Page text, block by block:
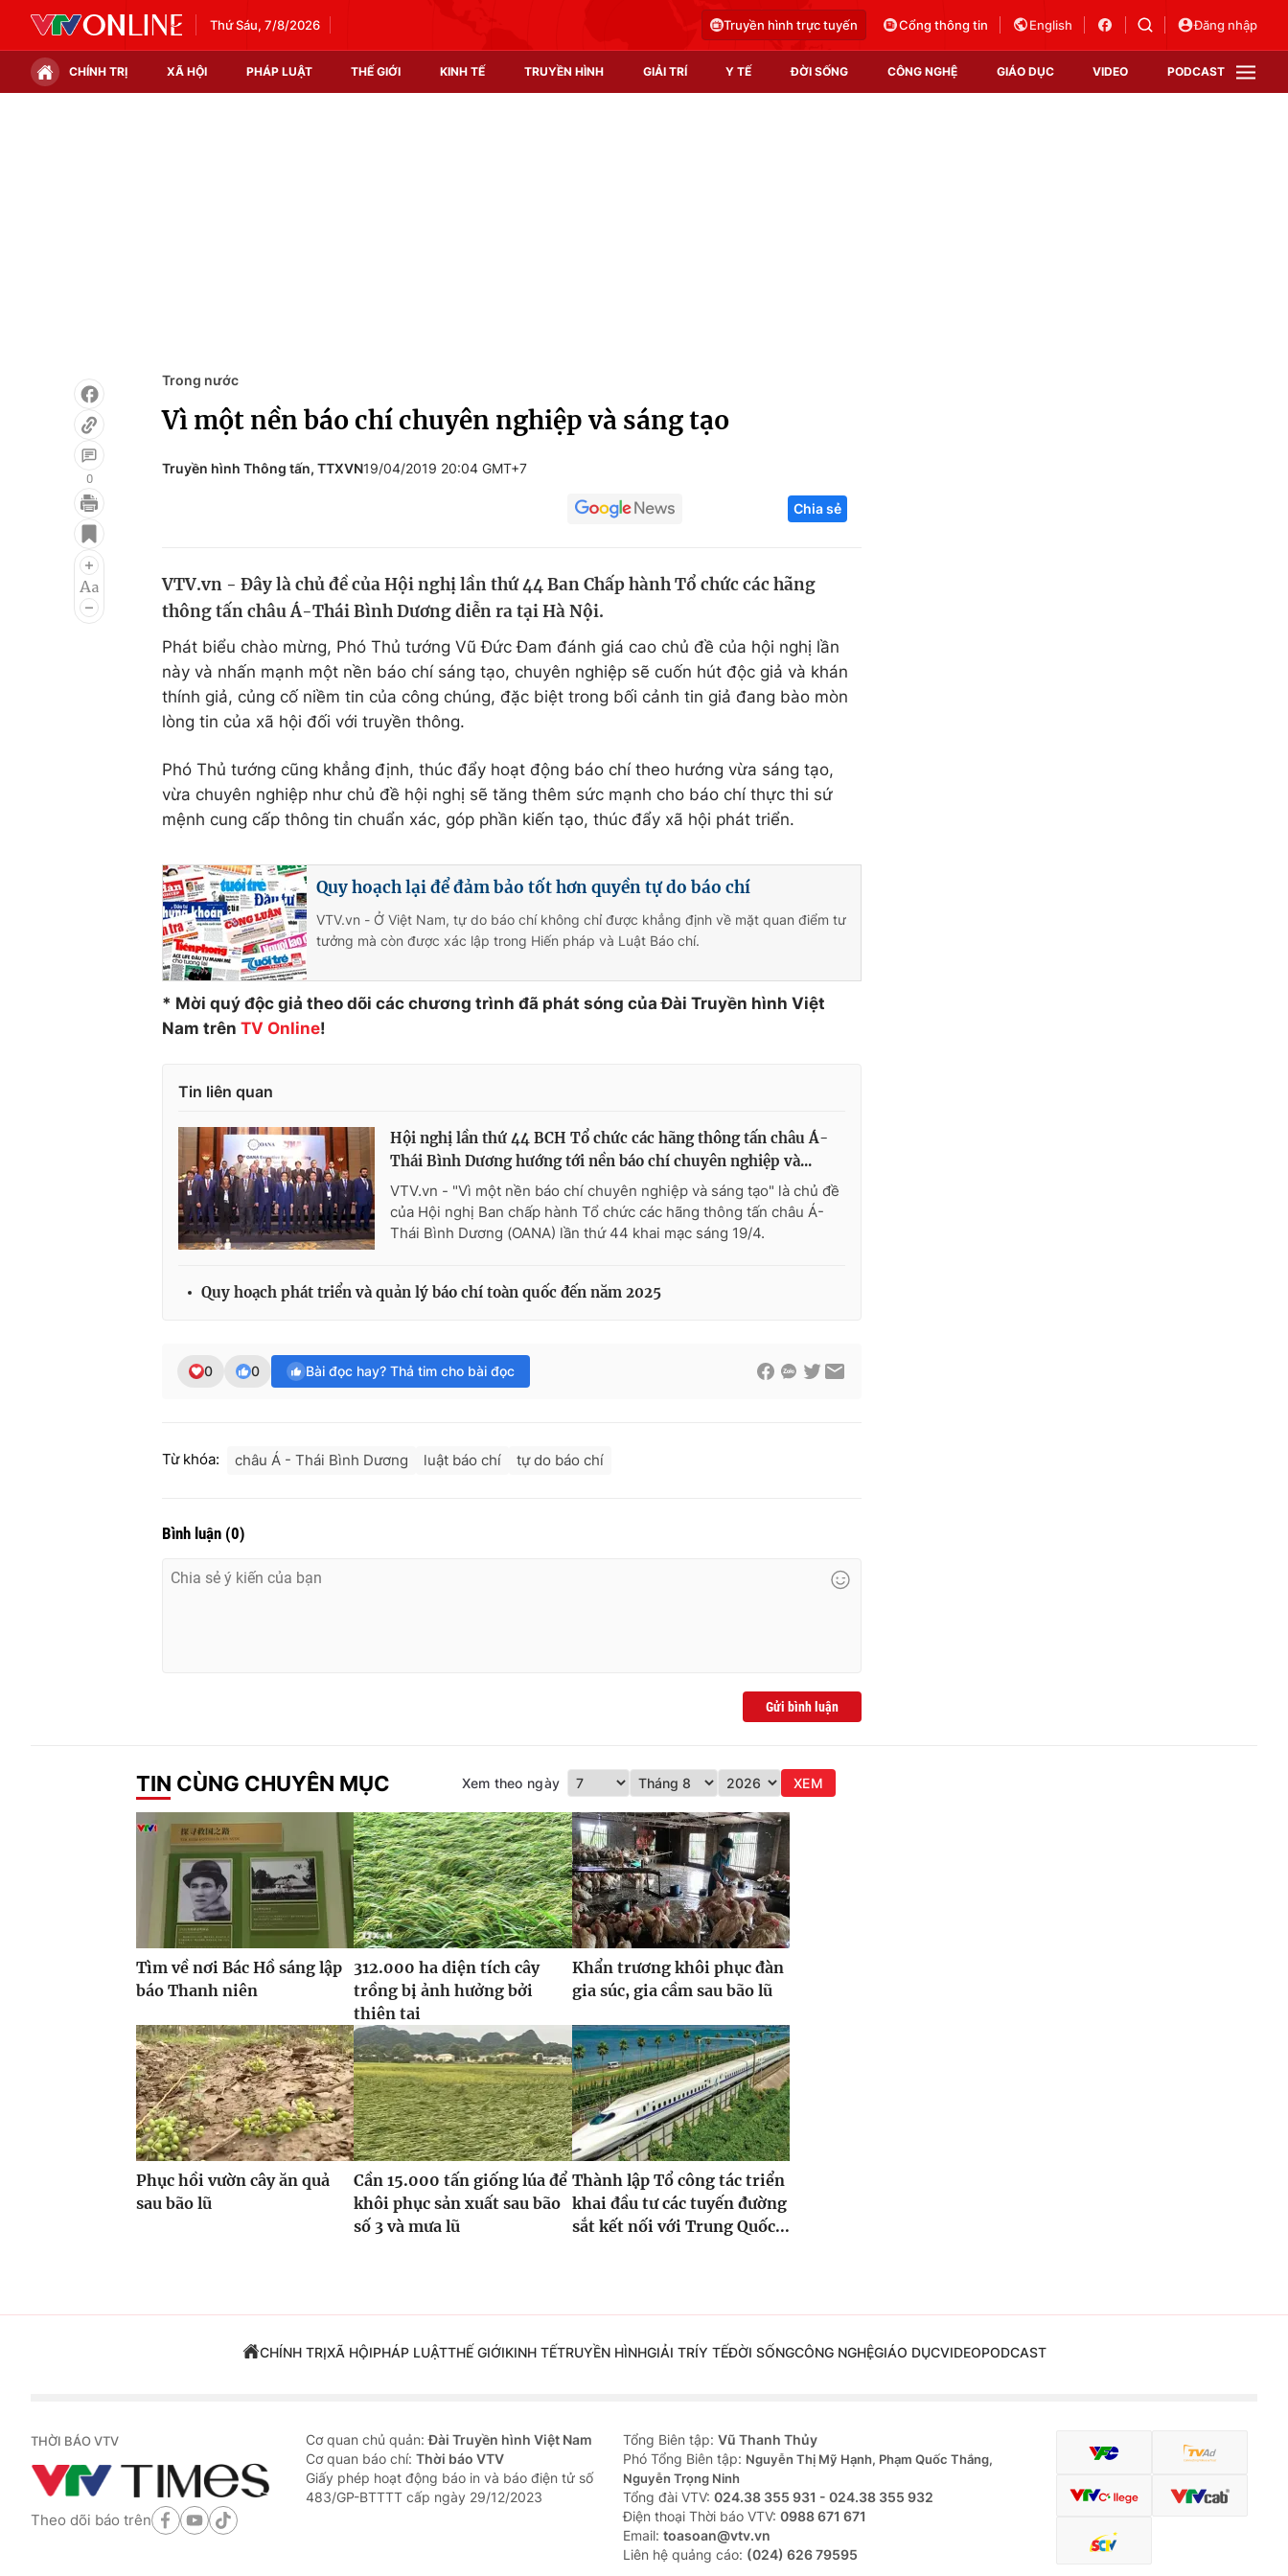
Thứ Sáu, 7/8/2026 Truyền hình trực tuyến Cổng thông tin English Đăng nhập
CHÍNH TRỊ XÃ HỘI PHÁP LUẬT THẾ GIỚI KINH TẾ TRUYỀN HÌNH GIẢI TRÍ Y TẾ ĐỜI SỐNG CÔNG NGHỆ GIÁO DỤC VIDEO PODCAST
Điện ảnh
Âm nhạc
Làm đẹp
Học trực tuyến
Công nghệ
Sản phẩm
Tư vấn
0
Trong nước
Vì một nền báo chí chuyên nghiệp và sáng tạo
Truyền hình Thông tấn, TTXVN19/04/2019 20:04 GMT+7
Chia sẻ
VTV.vn - Đây là chủ đề của Hội nghị lần thứ 44 Ban Chấp hành Tổ chức các hãng
thông tấn châu Á-Thái Bình Dương diễn ra tại Hà Nội.
Phát biểu chào mừng, Phó Thủ tướng Vũ Đức Đam đánh giá cao chủ đề của hội nghị lần
này và nhấn mạnh một nền báo chí sáng tạo, chuyên nghiệp sẽ cuốn hút độc giả và khán
thính giả, củng cố niềm tin của công chúng, đặc biệt trong bối cảnh tin giả đang bào mòn
lòng tin của xã hội đối với truyền thông.
Phó Thủ tướng cũng khẳng định, thúc đẩy hoạt động báo chí theo hướng vừa sáng tạo,
vừa chuyên nghiệp như chủ đề hội nghị sẽ tăng thêm sức mạnh cho báo chí thực thi sứ
mệnh cung cấp thông tin chuẩn xác, góp phần kiến tạo, thúc đẩy xã hội phát triển.
Quy hoạch lại để đảm bảo tốt hơn quyền tự do báo chí
VTV.vn - Ở Việt Nam, tự do báo chí không chỉ được khẳng định về mặt quan điểm tư
tưởng mà còn được xác lập trong Hiến pháp và Luật Báo chí.
* Mời quý độc giả theo dõi các chương trình đã phát sóng của Đài Truyền hình Việt
Nam trên TV Online!
Tin liên quan
Hội nghị lần thứ 44 BCH Tổ chức các hãng thông tấn châu Á-
Thái Bình Dương hướng tới nền báo chí chuyên nghiệp và...
VTV.vn - "Vì một nền báo chí chuyên nghiệp và sáng tạo" là chủ đề
của Hội nghị Ban chấp hành Tổ chức các hãng thông tấn châu Á-
Thái Bình Dương (OANA) lần thứ 44 khai mạc sáng 19/4.
Quy hoạch phát triển và quản lý báo chí toàn quốc đến năm 2025
0 0 Bài đọc hay? Thả tim cho bài đọc
Từ khóa: châu Á - Thái Bình Dương luật báo chí tự do báo chí
Bình luận (0)
Gửi bình luận
TIN CÙNG CHUYÊN MỤC Xem theo ngày XEM
Tìm về nơi Bác Hồ sáng lập
báo Thanh niên
312.000 ha diện tích cây
trồng bị ảnh hưởng bởi
thiên tai
Khẩn trương khôi phục đàn
gia súc, gia cầm sau bão lũ
Phục hồi vườn cây ăn quả
sau bão lũ
Cần 15.000 tấn giống lúa để
khôi phục sản xuất sau bão
số 3 và mưa lũ
Thành lập Tổ công tác triển
khai đầu tư các tuyến đường
sắt kết nối với Trung Quốc...
CHÍNH TRỊXÃ HỘIPHÁP LUẬTTHẾ GIỚIKINH TẾTRUYỀN HÌNHGIẢI TRÍY TẾĐỜI SỐNGCÔNG NGHỆGIÁO DỤCVIDEOPODCAST
THỜI BÁO VTV
Theo dõi báo trên
Cơ quan chủ quản:Đài Truyền hình Việt Nam
Cơ quan báo chí: Thời báo VTV
Giấy phép hoạt động báo in và báo điện tử số
483/GP-BTTTT cấp ngày 29/12/2023
Tổng Biên tập: Vũ Thanh Thủy
Phó Tổng Biên tập: Nguyễn Thị Mỹ Hạnh, Phạm Quốc Thắng,
Nguyễn Trọng Ninh
Tổng đài VTV: 024.38 355 931 - 024.38 355 932
Ðiện thoại Thời báo VTV: 0988 671 671
Email: toasoan@vtv.vn
Liên hệ quảng cáo: (024) 626 79595